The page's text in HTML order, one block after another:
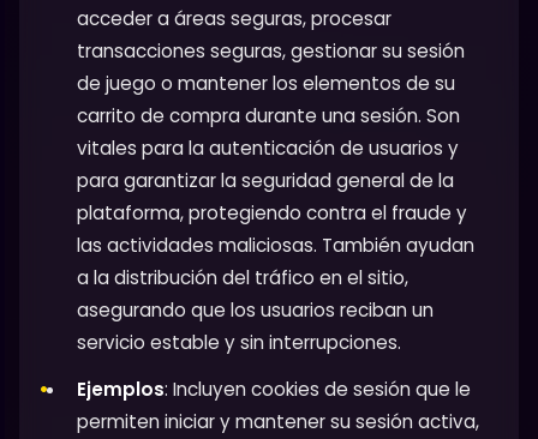
acceder a áreas seguras, procesar
transacciones seguras, gestionar su sesión
de juego o mantener los elementos de su
carrito de compra durante una sesión. Son
vitales para la autenticación de usuarios y
para garantizar la seguridad general de la
plataforma, protegiendo contra el fraude y
las actividades maliciosas. También ayudan
a la distribución del tráfico en el sitio,
asegurando que los usuarios reciban un
servicio estable y sin interrupciones.
Ejemplos: Incluyen cookies de sesión que le
permiten iniciar y mantener su sesión activa,